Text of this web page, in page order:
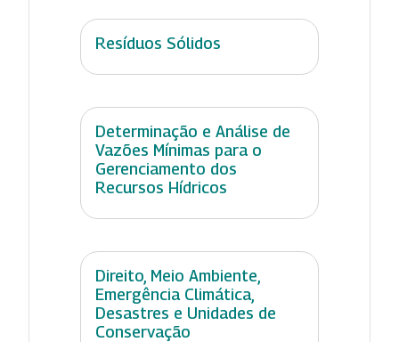
Resíduos Sólidos
Determinação e Análise de
Vazões Mínimas para o
Gerenciamento dos
Recursos Hídricos
Direito, Meio Ambiente,
Emergência Climática,
Desastres e Unidades de
Conservação